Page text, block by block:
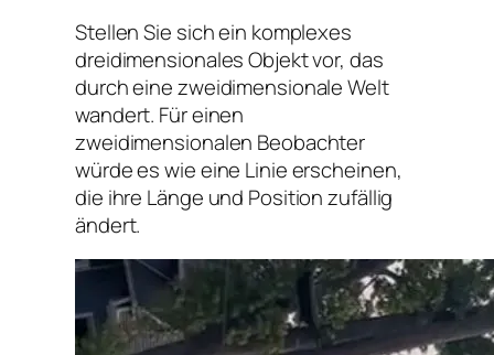
Stellen Sie sich ein komplexes
dreidimensionales Objekt vor, das
durch eine zweidimensionale Welt
wandert. Für einen
zweidimensionalen Beobachter
würde es wie eine Linie erscheinen,
die ihre Länge und Position zufällig
ändert.